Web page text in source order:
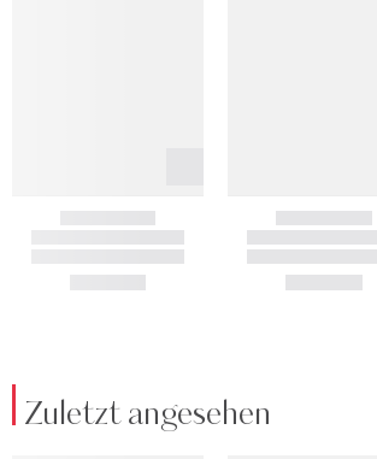
Zuletzt angesehen